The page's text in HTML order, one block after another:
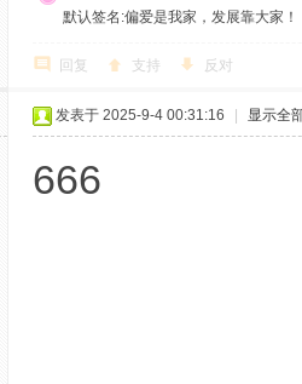
默认签名:偏爱是我家，发展靠大家
回复 支持 反对
发表于 2025-9-4 00:31:16 显示全
666